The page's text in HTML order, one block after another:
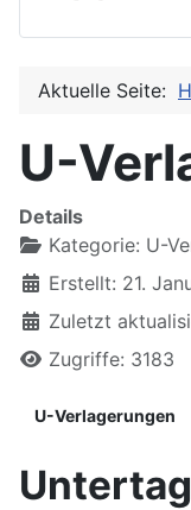
Aktuelle Seite:
U-
Details
Kategorie: U-
Erstellt: 21.
Zuletzt
Zugriffe: 3183
U-Verlagerungen